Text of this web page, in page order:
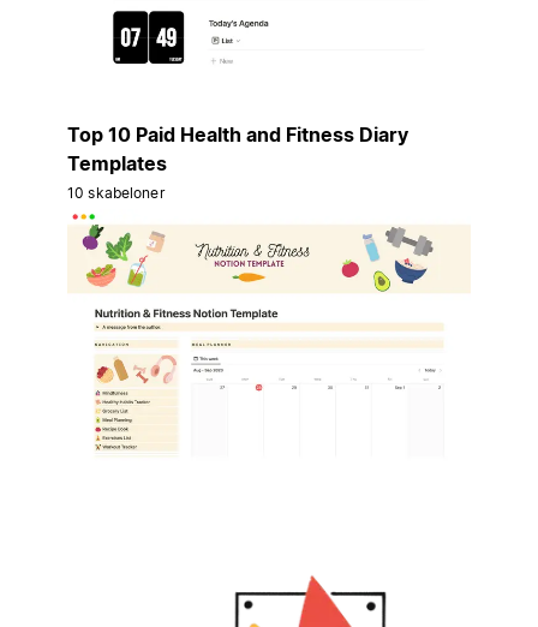
Top 10 Paid Health and Fitness Diary
Templates
10 skabeloner